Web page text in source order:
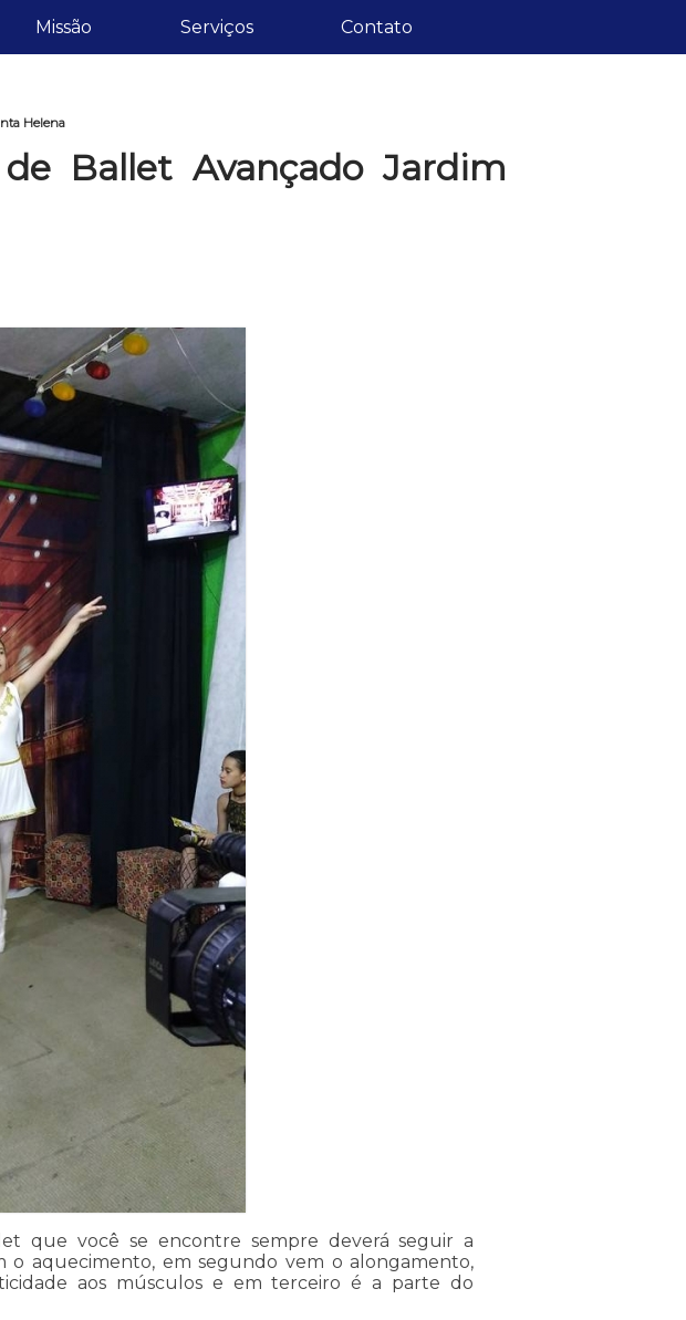
Missão Serviços Contato
Helena
Ballet Avançado Jardim
que você se encontre sempre deverá seguir a
o aquecimento, em segundo vem o alongamento,
aos músculos e em terceiro é a parte do